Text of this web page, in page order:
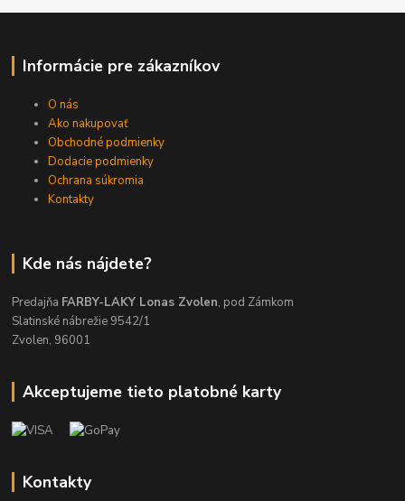
Informácie pre zákazníkov
O nás
Ako nakupovať
Obchodné podmienky
Dodacie podmienky
Ochrana súkromia
Kontakty
Kde nás nájdete?
Predajňa FARBY-LAKY Lonas Zvolen, pod Zámkom
Slatinské nábrežie 9542/1
Zvolen, 96001
Akceptujeme tieto platobné karty
Kontakty